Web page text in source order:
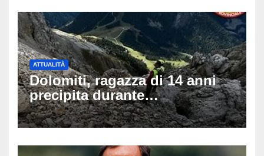
ATTUALITÀ
Dolomiti, ragazza di 14 anni
precipita durante
un’escursione: tragedia sul
Latemar davanti alla famiglia